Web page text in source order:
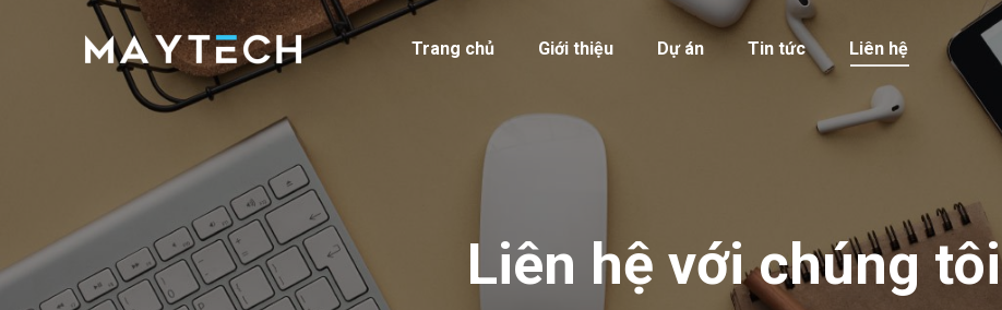
Trang chủ Giới thiệu Dự án Tin tức Liên hệ
Liên hệ với chúng tôi